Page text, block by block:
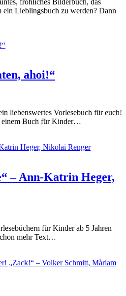
ein Lieblingsbuch zu werden? Dann
ahoi!“
liebenswertes Vorlesebuch für euch!
einem Buch für Kinder…
– Ann-Katrin Heger,
für Kinder ab 5 Jahren
mehr Text…